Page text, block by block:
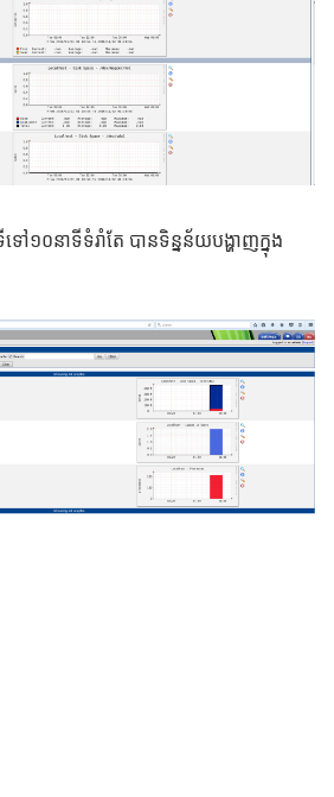
ៅ១០នាទីទំរាំតែ បានទិន្នន័យបង្ហាញក្នុង